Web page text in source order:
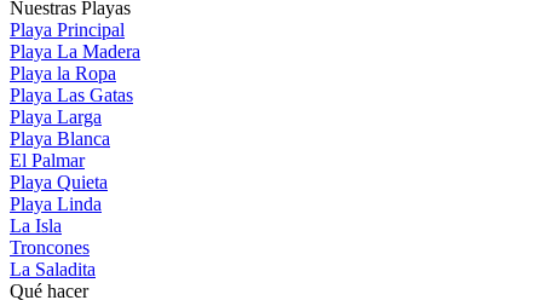
Nuestras Playas
Playa Principal
Playa La Madera
Playa la Ropa
Playa Las Gatas
Playa Larga
Playa Blanca
El Palmar
Playa Quieta
Playa Linda
La Isla
Troncones
La Saladita
Qué hacer